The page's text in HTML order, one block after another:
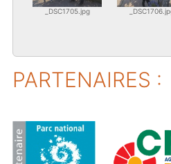
_DSC1705.jpg
PARTENAIRES :